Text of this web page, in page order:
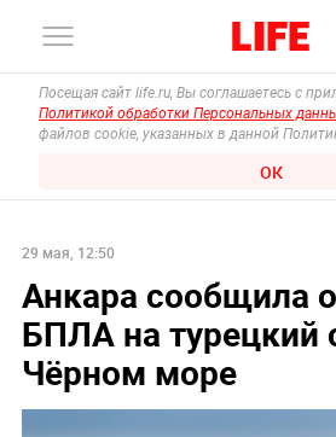
Посещая сайт life.ru, Вы соглашаетесь с
Политикой обработки Персональных
файлов cookie, указанных в данной
ОК
29 мая, 12:50
Анкара сообщила
БПЛА на турецкий
Чёрном море